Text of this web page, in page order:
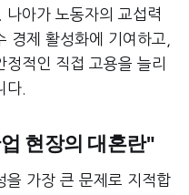
나아가 노동자의 교섭력
경제 활성화에 기여하고,
적인 직접 고용을 늘리
다.
현장의 대혼란"
을 가장 큰 문제로 지적합